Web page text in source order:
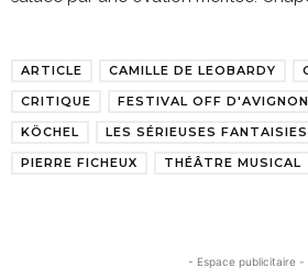
ARTICLE CAMILLE DE LEOBARDY
CRITIQUE
FESTIVAL OFF D'AVIGNON
KÖCHEL
LES SÉRIEUSES FANTAISIES
PIERRE FICHEUX
THÉÂTRE MUSICAL
- Espace publicitaire -